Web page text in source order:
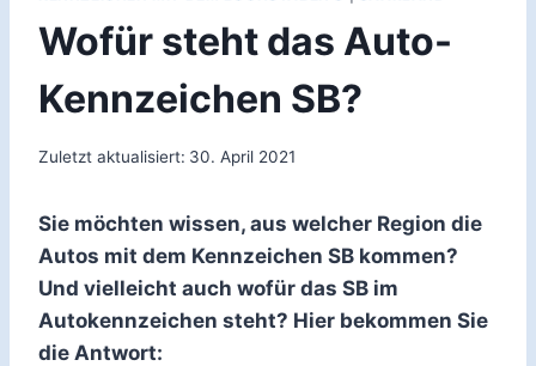
Wofür steht das Auto-
Kennzeichen SB?
Zuletzt aktualisiert: 30. April 2021
Sie möchten wissen, aus welcher Region die
Autos mit dem Kennzeichen SB kommen?
Und vielleicht auch wofür das SB im
Autokennzeichen steht? Hier bekommen Sie
die Antwort: